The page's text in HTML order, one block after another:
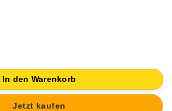
GUSSEISEN VERSCHLISSEN SHABBY
In den Warenkorb
Jetzt kaufen